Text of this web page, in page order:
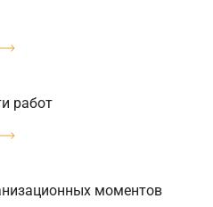
работ
моментов